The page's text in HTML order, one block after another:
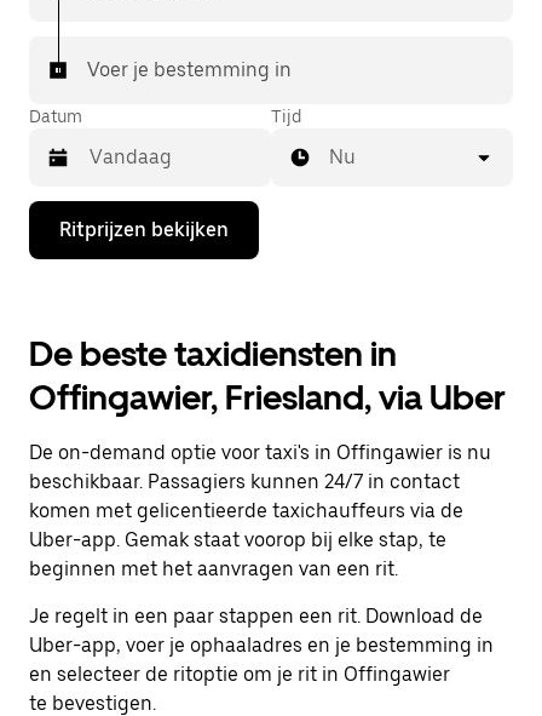
Voer je bestemming in
Datum
Druk
de
de
agenda
te
openen
een
datum
te
selecteren.
Druk
op
Escape
om
agenda
te
sluiten.
Tijd
Nu
Ritprijzen bekijken
De beste taxidiensten in
Offingawier, Friesland, via Uber
De on-demand optie voor taxi's in Offingawier is nu
beschikbaar. Passagiers kunnen 24/7 in contact
komen met gelicentieerde taxichauffeurs via de
Uber-app. Gemak staat voorop bij elke stap, te
beginnen met het aanvragen van een rit.
Je regelt in een paar stappen een rit. Download de
Uber-app, voer je ophaaladres en je bestemming in
en selecteer de ritoptie om je rit in Offingawier
te bevestigen.